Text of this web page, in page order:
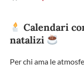
Calendari
natalizi
Per chi ama le